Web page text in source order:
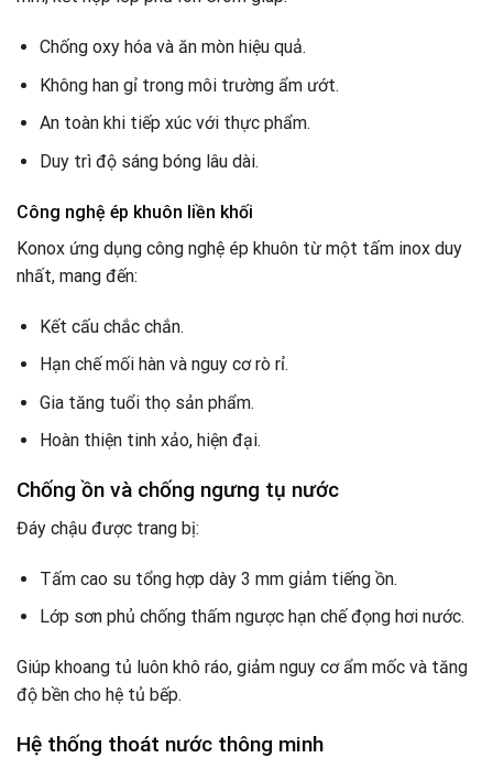
Chống oxy hóa và ăn mòn hiệu quả.
Không han gỉ trong môi trường ẩm ướt.
An toàn khi tiếp xúc với thực phẩm.
Duy trì độ sáng bóng lâu dài.
Công nghệ ép khuôn liền khối
Konox ứng dụng công nghệ ép khuôn từ một tấm inox duy
nhất, mang đến:
Kết cấu chắc chắn.
Hạn chế mối hàn và nguy cơ rò rỉ.
Gia tăng tuổi thọ sản phẩm.
Hoàn thiện tinh xảo, hiện đại.
Chống ồn và chống ngưng tụ nước
Đáy chậu được trang bị:
Tấm cao su tổng hợp dày 3 mm giảm tiếng ồn.
Lớp sơn phủ chống thấm ngược hạn chế đọng hơi nước.
Giúp khoang tủ luôn khô ráo, giảm nguy cơ ẩm mốc và tăng
độ bền cho hệ tủ bếp.
Hệ thống thoát nước thông minh